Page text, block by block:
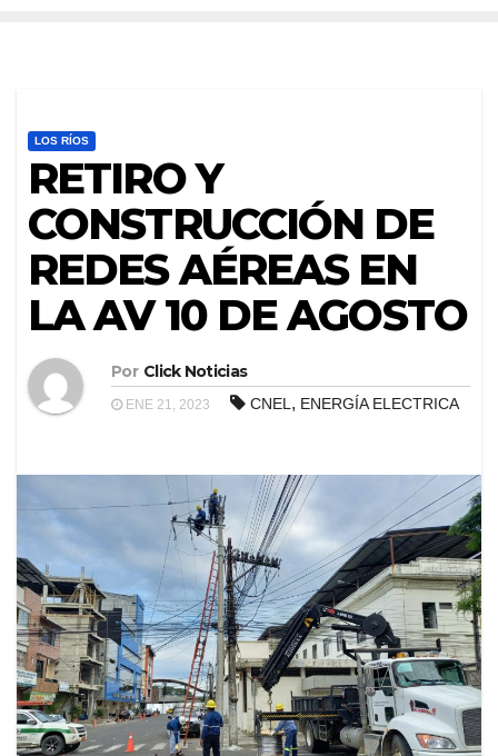
LOS RÍOS
RETIRO Y
CONSTRUCCIÓN DE
REDES AÉREAS EN
LA AV 10 DE AGOSTO
Por Click Noticias
ENE 21, 2023 CNEL , ENERGÍA ELECTRICA